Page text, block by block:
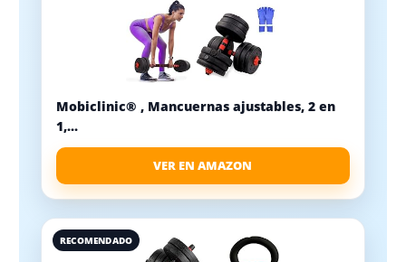
Mobiclinic® , Mancuernas ajustables, 2 en
1,...
VER EN AMAZON
RECOMENDADO